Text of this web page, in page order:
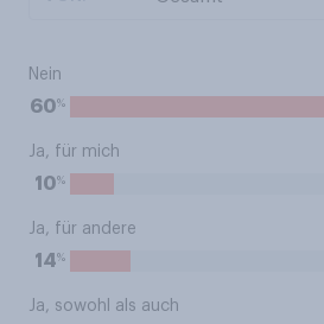
Nein
60%
Ja, für mich
10%
Ja, für andere
14%
Ja, sowohl als auch